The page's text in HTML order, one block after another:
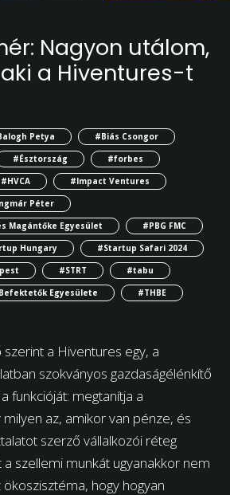
Nagyon utálom,
a Hiventures-t
Petya
#Biás Csongor
#Észtország
#forbes
#HVCA
#Impact Ventures
Péter
Magántőke Egyesület
#PBG FMC
Hungary
#Startup Safari 2024
#STRT
#tabu
Egyesülete
#THBE
a Hiventures egy, a
szokványos gazdaságélénkítő
funkcióját: megtanítja a
az, amikor van pénze, és
szerző vállalkozói réteg
a szellemi munkát ugyanakkor nem
hogy hogyan